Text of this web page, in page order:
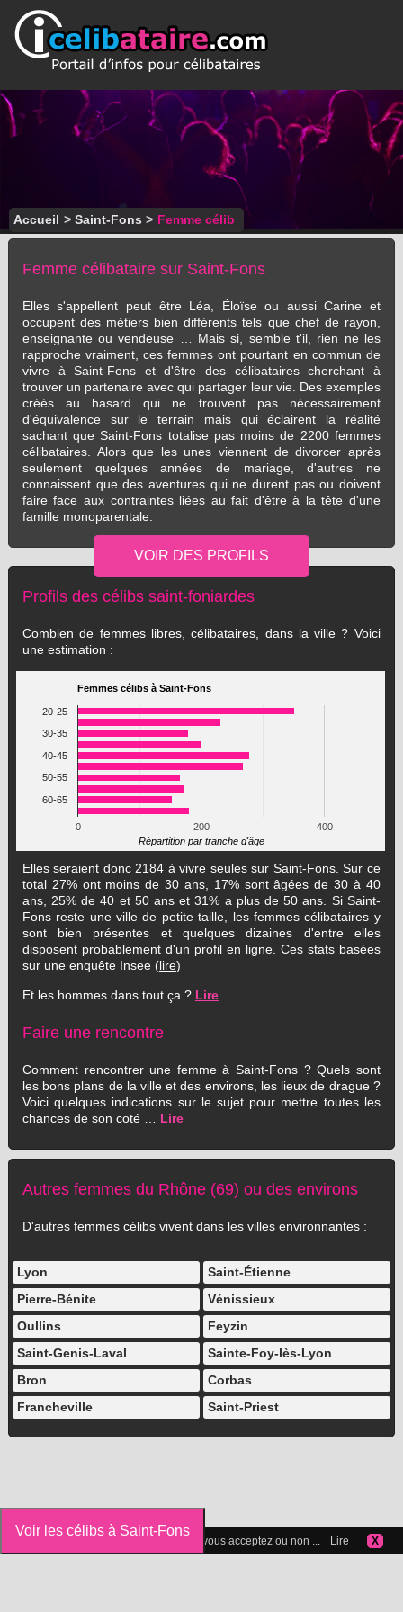
Accueil > Saint-Fons > Femme célib
Femme célibataire sur Saint-Fons
Elles s'appellent peut être Léa, Éloïse ou aussi Carine et
occupent des métiers bien différents tels que chef de rayon,
enseignante ou vendeuse … Mais si, semble t'il, rien ne les
rapproche vraiment, ces femmes ont pourtant en commun de
vivre à Saint-Fons et d'être des célibataires cherchant à
trouver un partenaire avec qui partager leur vie. Des exemples
créés au hasard qui ne trouvent pas nécessairement
d'équivalence sur le terrain mais qui éclairent la réalité
sachant que Saint-Fons totalise pas moins de 2200 femmes
célibataires. Alors que les unes viennent de divorcer après
seulement quelques années de mariage, d'autres ne
connaissent que des aventures qui ne durent pas ou doivent
faire face aux contraintes liées au fait d'être à la tête d'une
famille monoparentale.
Profils des célibs saint-foniardes
Combien de femmes libres, célibataires, dans la ville ? Voici
une estimation :
Femmes célibs à Saint-Fons
0 200 400
20-25
30-35
40-45
50-55
60-65
Répartition par tranche d'âge
Elles seraient donc 2184 à vivre seules sur Saint-Fons. Sur ce
total 27% ont moins de 30 ans, 17% sont âgées de 30 à 40
ans, 25% de 40 et 50 ans et 31% a plus de 50 ans. Si Saint-
Fons reste une ville de petite taille, les femmes célibataires y
sont bien présentes et quelques dizaines d'entre elles
disposent probablement d'un profil en ligne. Ces stats basées
sur une enquête Insee (lire)
Et les hommes dans tout ça ? Lire
Faire une rencontre
Comment rencontrer une femme à Saint-Fons ? Quels sont
les bons plans de la ville et des environs, les lieux de drague ?
Voici quelques indications sur le sujet pour mettre toutes les
chances de son coté … Lire
Autres femmes du Rhône (69) ou des environs
D'autres femmes célibs vivent dans les villes environnantes :
Lyon
Saint-Étienne
Pierre-Bénite
Vénissieux
Oullins
Feyzin
Saint-Genis-Laval
Sainte-Foy-lès-Lyon
Bron
Corbas
Francheville
Saint-Priest
Voir les célibs à Saint-Fons
Vous pouvez gérer les cookies que vous acceptez ou non ... Lire X